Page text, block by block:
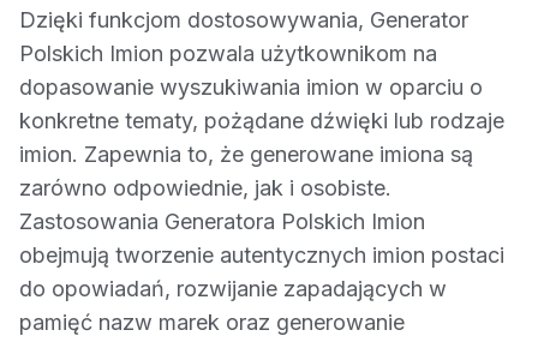
Dzięki funkcjom dostosowywania, Generator
Polskich Imion pozwala użytkownikom na
dopasowanie wyszukiwania imion w oparciu o
konkretne tematy, pożądane dźwięki lub rodzaje
imion. Zapewnia to, że generowane imiona są
zarówno odpowiednie, jak i osobiste.
Zastosowania Generatora Polskich Imion
obejmują tworzenie autentycznych imion postaci
do opowiadań, rozwijanie zapadających w
pamięć nazw marek oraz generowanie